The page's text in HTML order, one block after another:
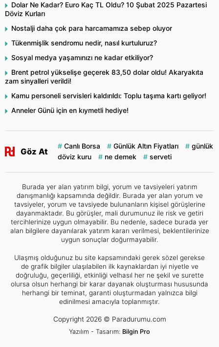
Dolar Ne Kadar? Euro Kaç TL Oldu? 10 Şubat 2025 Pazartesi
Döviz Kurları
Nostalji daha çok para harcamamıza sebep oluyor
Tükenmişlik sendromu nedir, nasıl kurtuluruz?
Sosyal medya yaşamınızı ne kadar etkiliyor?
Brent petrol yükselişe geçerek 83,50 dolar oldu! Akaryakıta
zam sinyalleri verildi!
Kamu personeli servisleri kaldırıldı: Toplu taşıma kartı geliyor!
Anneler Günü için en kıymetli hediye!
Göz At
Canlı Borsa Günlük Altın Fiyatları
günlük
döviz kuru
ne demek serveti
Burada yer alan yatırım bilgi, yorum ve tavsiyeleri yatırım
danışmanlığı kapsamında değildir. Burada yer alan yorum ve
tavsiyeler, yorum ve tavsiyede bulunanların kişisel görüşlerine
dayanmaktadır. Bu görüşler, mali durumunuz ile risk ve getiri
tercihlerinize uygun olmayabilir. Bu nedenle, sadece burada yer
alan bilgilere dayanılarak yatırım kararı verilmesi, beklentilerinize
uygun sonuçlar doğurmayabilir.
Ulaşmış olduğunuz bu site kapsamındaki gerek sözel gerekse
de grafik bilgiler ulaşılabilen ilk kaynaklardan iyi niyetle ve
doğruluğu, geçerliliği, etkinliği velhasıl her ne şekil ve surette
olursa olsun herhangi bir karar dayanak oluşturması hususunda
herhangi bir teminat, garanti oluşturmadan yalnızca bilgi
edinilmesi amacıyla toplanmıştır.
Copyright 2026 © Paradurumu.com
Yazılım - Tasarım: Bilgin Pro